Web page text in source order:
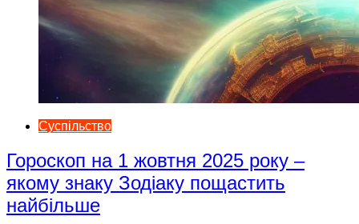
Суспільство
Гороскоп на 1 жовтня 2025 року –
якому знаку Зодіаку пощастить
найбільше